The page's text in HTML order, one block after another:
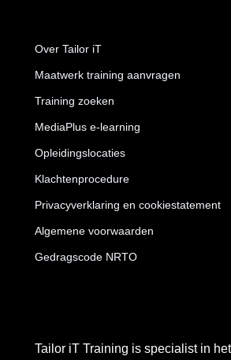
Tailor iT Training is specialist in
Over Tailor iT
Maatwerk training aanvragen
Training zoeken
MediaPlus e-learning
Opleidingslocaties
Klachtenprocedure
Privacyverklaring en cookiestatement
Algemene voorwaarden
Gedragscode NRTO